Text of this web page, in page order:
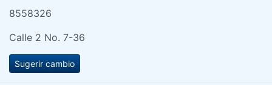
8558326
Calle 2 No. 7-36
Sugerir cambio